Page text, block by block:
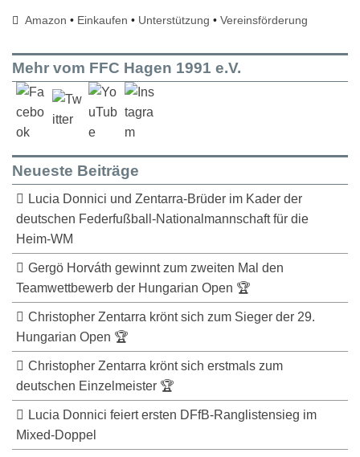
Amazon • Einkaufen • Unterstützung •Vereinsförderung
Mehr vom FFC Hagen 1991 e.V.
Neueste Beiträge
Lucia Donnici und Zentarra-Brüder im Kader der
deutschen Federfußball-Nationalmannschaft für die
Heim-WM
Gergö Horváth gewinnt zum zweiten Mal den
Teamwettbewerb der Hungarian Open 🏆
Christopher Zentarra krönt sich zum Sieger der 29.
Hungarian Open 🏆
Christopher Zentarra krönt sich erstmals zum
deutschen Einzelmeister 🏆
Lucia Donnici feiert ersten DFfB-Ranglistensieg im
Mixed-Doppel